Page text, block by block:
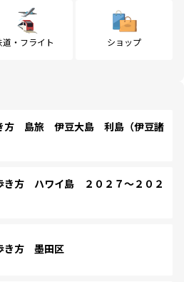
道・フライト ショップ
方 島旅 伊豆大島 利島（伊豆諸
き方 ハワイ島 ２０２７～２０２
き方 墨田区